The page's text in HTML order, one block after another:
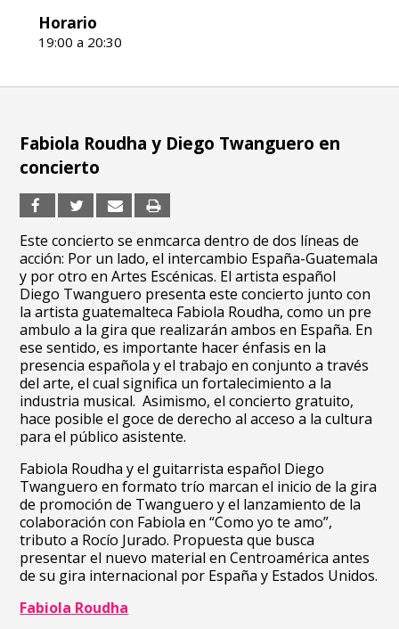
Horario
19:00 a 20:30
Fabiola Roudha y Diego Twanguero en
concierto
Este concierto se enmcarca dentro de dos líneas de
acción: Por un lado, el intercambio España-Guatemala
y por otro en Artes Escénicas. El artista español
Diego Twanguero presenta este concierto junto con
la artista guatemalteca Fabiola Roudha, como un pre
ambulo a la gira que realizarán ambos en España. En
ese sentido, es importante hacer énfasis en la
presencia española y el trabajo en conjunto a través
del arte, el cual significa un fortalecimiento a la
industria musical. Asimismo, el concierto gratuito,
hace posible el goce de derecho al acceso a la cultura
para el público asistente.
Fabiola Roudha y el guitarrista español Diego
Twanguero en formato trío marcan el inicio de la gira
de promoción de Twanguero y el lanzamiento de la
colaboración con Fabiola en “Como yo te amo”,
tributo a Rocío Jurado. Propuesta que busca
presentar el nuevo material en Centroamérica antes
de su gira internacional por España y Estados Unidos.
Fabiola Roudha